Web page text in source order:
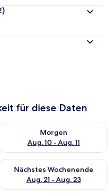
für diese Daten
Nacht, Aug. 9 - Aug.
Morgen
Aug. 10 - Aug. 11
Überprüfe die Verfügbarkeit
Wochenende, Aug. 14
Nächstes Wochenende
Aug. 21 - Aug. 23
Überprüfe die Verfügbarkeit